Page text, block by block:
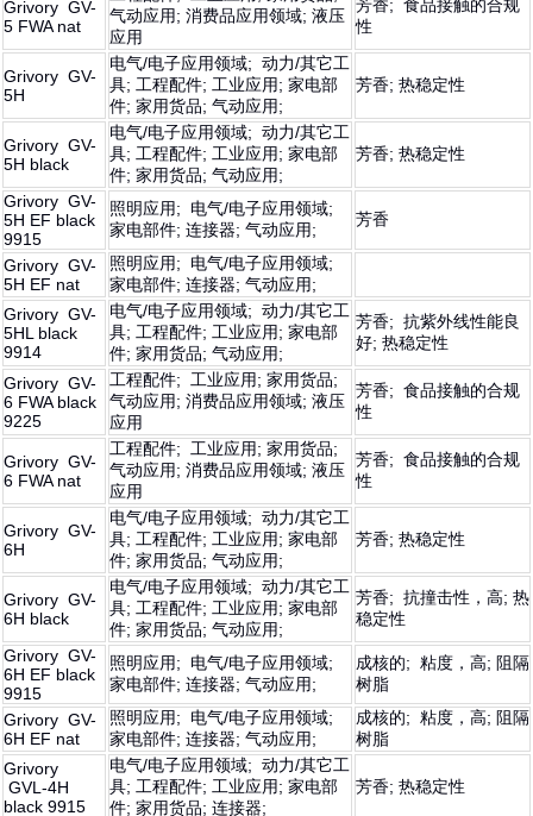
Grivory GV-
5 FWA nat
气动应用; 消费品应用领域; 液压
应用
芳香; 食品接触的合规
性
Grivory GV-
5H
电气/电子应用领域; 动力/其它工
具; 工程配件; 工业应用; 家电部
件; 家用货品; 气动应用;
芳香; 热稳定性
Grivory GV-
5H black
电气/电子应用领域; 动力/其它工
具; 工程配件; 工业应用; 家电部
件; 家用货品; 气动应用;
芳香; 热稳定性
Grivory GV-
5H EF black
9915
照明应用; 电气/电子应用领域;
家电部件; 连接器; 气动应用;
芳香
Grivory GV-
5H EF nat
照明应用; 电气/电子应用领域;
家电部件; 连接器; 气动应用;
Grivory GV-
5HL black
9914
电气/电子应用领域; 动力/其它工
具; 工程配件; 工业应用; 家电部
件; 家用货品; 气动应用;
芳香; 抗紫外线性能良
好; 热稳定性
Grivory GV-
6 FWA black
9225
工程配件; 工业应用; 家用货品;
气动应用; 消费品应用领域; 液压
应用
芳香; 食品接触的合规
性
Grivory GV-
6 FWA nat
工程配件; 工业应用; 家用货品;
气动应用; 消费品应用领域; 液压
应用
芳香; 食品接触的合规
性
Grivory GV-
6H
电气/电子应用领域; 动力/其它工
具; 工程配件; 工业应用; 家电部
件; 家用货品; 气动应用;
芳香; 热稳定性
Grivory GV-
6H black
电气/电子应用领域; 动力/其它工
具; 工程配件; 工业应用; 家电部
件; 家用货品; 气动应用;
芳香; 抗撞击性，高; 热
稳定性
Grivory GV-
6H EF black
9915
照明应用; 电气/电子应用领域;
家电部件; 连接器; 气动应用;
成核的; 粘度，高; 阻隔
树脂
Grivory GV-
6H EF nat
照明应用; 电气/电子应用领域;
家电部件; 连接器; 气动应用;
成核的; 粘度，高; 阻隔
树脂
Grivory
GVL-4H
black 9915
电气/电子应用领域; 动力/其它工
具; 工程配件; 工业应用; 家电部
件; 家用货品; 连接器;
芳香; 热稳定性